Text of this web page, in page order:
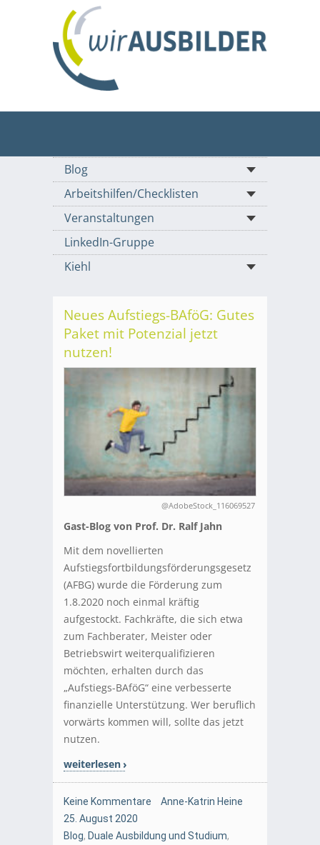
Blog
Arbeitshilfen/Checklisten
Veranstaltungen
LinkedIn-Gruppe
Kiehl
Neues Aufstiegs-BAföG: Gutes
Paket mit Potenzial jetzt
nutzen!
@AdobeStock_116069527
Gast-Blog von Prof. Dr. Ralf Jahn
Mit dem novellierten
Aufstiegsfortbildungsförderungsgesetz
(AFBG) wurde die Förderung zum
1.8.2020 noch einmal kräftig
aufgestockt. Fachkräfte, die sich etwa
zum Fachberater, Meister oder
Betriebswirt weiterqualifizieren
möchten, erhalten durch das
„Aufstiegs-BAföG“ eine verbesserte
finanzielle Unterstützung. Wer beruflich
vorwärts kommen will, sollte das jetzt
nutzen.
weiterlesen
Keine Kommentare
Anne-Katrin Heine
25. August 2020
Blog, Duale Ausbildung und Studium,